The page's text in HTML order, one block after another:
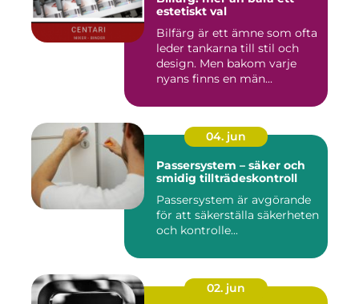
estetiskt val
Bilfärg är ett ämne som ofta
leder tankarna till stil och
design. Men bakom varje
nyans finns en män...
04. jun
Passersystem – säker och
smidig tillträdeskontroll
Passersystem är avgörande
för att säkerställa säkerheten
och kontrolle...
02. jun